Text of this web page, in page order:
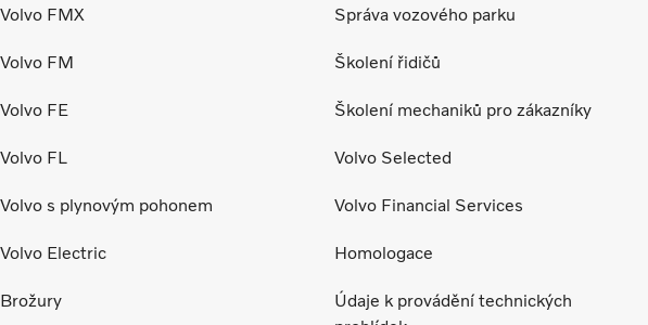
Volvo FMX
Volvo FM
Volvo FE
Volvo FL
Volvo s plynovým pohonem
Volvo Electric
Brožury
Správa vozového parku
Školení řidičů
Školení mechaniků pro zákazníky
Volvo Selected
Volvo Financial Services
Homologace
Údaje k provádění technických